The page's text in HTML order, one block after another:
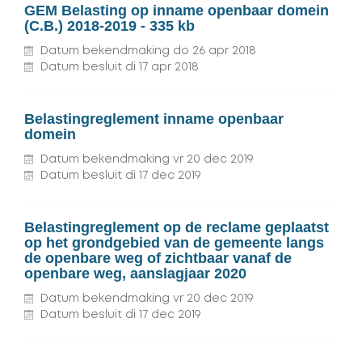
GEM Belasting op inname openbaar domein
(C.B.) 2018-2019 - 335 kb
Datum bekendmaking do 26 apr 2018
Datum besluit di 17 apr 2018
Belastingreglement inname openbaar
domein
Datum bekendmaking vr 20 dec 2019
Datum besluit di 17 dec 2019
Belastingreglement op de reclame geplaatst
op het grondgebied van de gemeente langs
de openbare weg of zichtbaar vanaf de
openbare weg, aanslagjaar 2020
Datum bekendmaking vr 20 dec 2019
Datum besluit di 17 dec 2019